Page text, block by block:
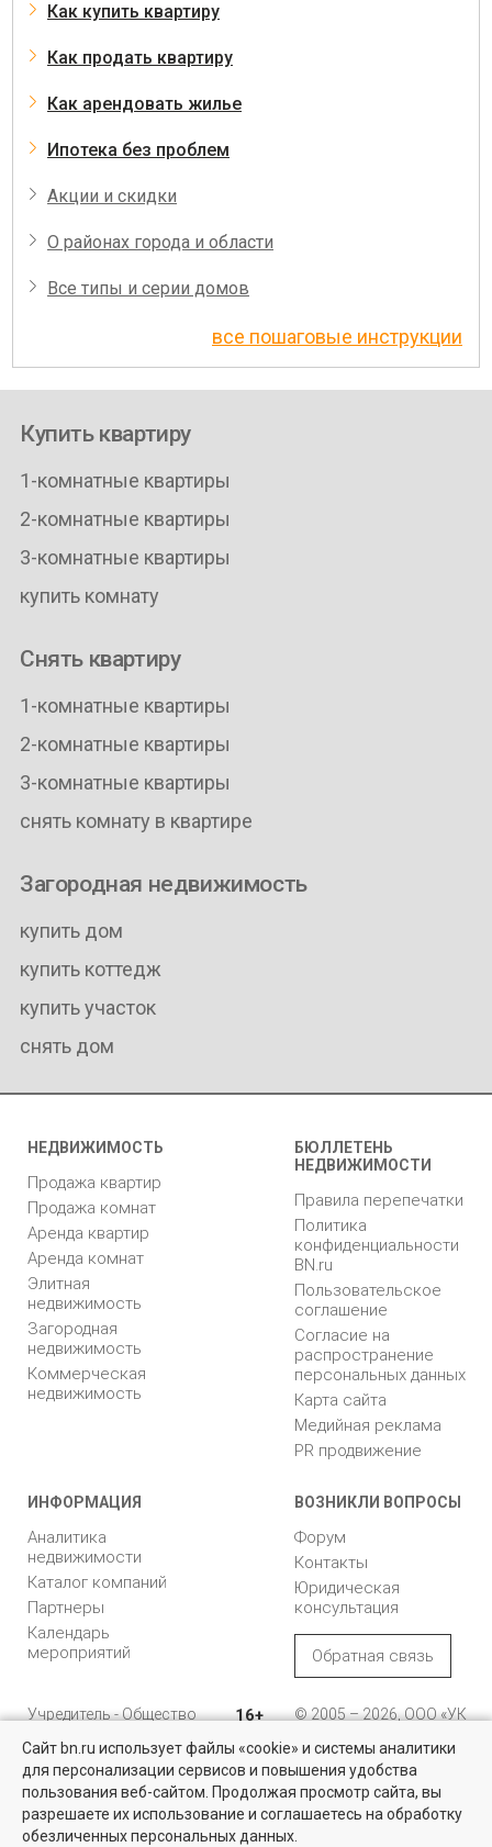
Найти квартиру - это просто!
Выбирайте среди 14 тысяч проверенных вариантов на вторичом
рынке жилья на портале BN.ru
Как купить квартиру
Как продать квартиру
Как арендовать жилье
Ипотека без проблем
Акции и скидки
О районах города и области
Все типы и серии домов
все пошаговые инструкции
Купить квартиру
1-комнатные квартиры
2-комнатные квартиры
3-комнатные квартиры
купить комнату
Снять квартиру
1-комнатные квартиры
2-комнатные квартиры
3-комнатные квартиры
снять комнату в квартире
Загородная недвижимость
купить дом
купить коттедж
купить участок
снять дом
НЕДВИЖИМОСТЬ
Продажа квартир
Продажа комнат
Аренда квартир
Аренда комнат
Элитная
недвижимость
Загородная
недвижимость
Коммерческая
недвижимость
БЮЛЛЕТЕНЬ
НЕДВИЖИМОСТИ
Правила перепечатки
Политика
конфиденциальности
BN.ru
Пользовательское
соглашение
Согласие на
распространение
персональных данных
Карта сайта
Медийная реклама
PR продвижение
ИНФОРМАЦИЯ
Аналитика
недвижимости
Каталог компаний
Партнеры
Календарь
мероприятий
ВОЗНИКЛИ ВОПРОСЫ
Форум
Контакты
Юридическая
консультация
Обратная связь
Учредитель - Общество
ответственностью
"Управляющая
компания "Бюллетень
недвижимости"
16+
© 2005 – 2026, ООО «УК
196105, Санкт-
Петербург, пр. Юрия
Гагарина, 1
Сайт bn.ru использует файлы «cookie» и системы аналитики
для персонализации сервисов и повышения удобства
пользования веб-сайтом. Продолжая просмотр сайта, вы
разрешаете их использование и соглашаетесь на обработку
обезличенных персональных данных.